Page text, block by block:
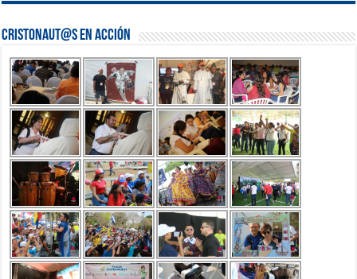
Cristonaut@s en Acción